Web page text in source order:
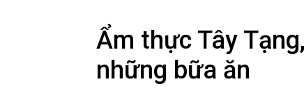
Ẩm thực Tây
những bữa ăn